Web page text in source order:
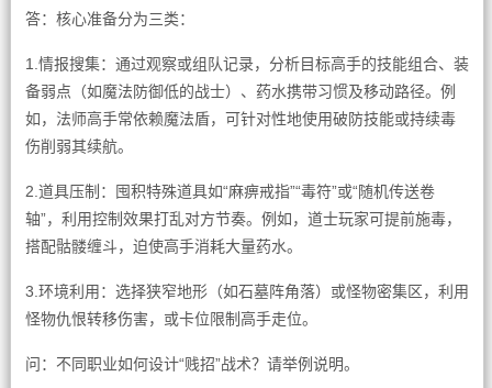
答：核心准备分为三类：
1.情报搜集：通过观察或组队记录，分析目标高手的技能组合、装
备弱点（如魔法防御低的战士）、药水携带习惯及移动路径。例
如，法师高手常依赖魔法盾，可针对性地使用破防技能或持续毒
伤削弱其续航。
2.道具压制：囤积特殊道具如“麻痹戒指”“毒符”或“随机传送卷
轴”，利用控制效果打乱对方节奏。例如，道士玩家可提前施毒，
搭配骷髅缠斗，迫使高手消耗大量药水。
3.环境利用：选择狭窄地形（如石墓阵角落）或怪物密集区，利用
怪物仇恨转移伤害，或卡位限制高手走位。
问：不同职业如何设计“贱招”战术？请举例说明。